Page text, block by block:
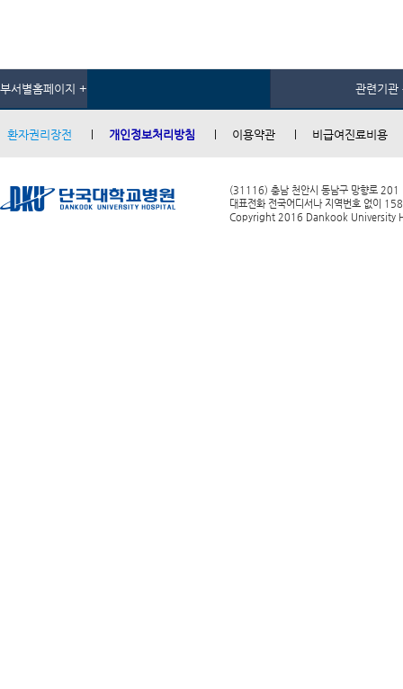
부서별홈페이지 + 관련기관
환자권리장전 개인정보처리방침 이용약관 비급여진료비용
(31116) 충남 천안시 동남구 망향로 201
대표전화 전국어디서나 지역번호 없이
Copyright 2016 Dankook University